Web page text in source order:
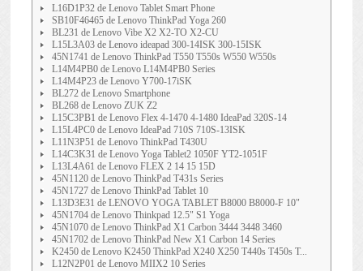
L16D1P32 de Lenovo Tablet Smart Phone
SB10F46465 de Lenovo ThinkPad Yoga 260
BL231 de Lenovo Vibe X2 X2-TO X2-CU
L15L3A03 de Lenovo ideapad 300-14ISK 300-15ISK
45N1741 de Lenovo ThinkPad T550 T550s W550 W550s
L14M4PB0 de Lenovo L14M4PB0 Series
L14M4P23 de Lenovo Y700-17iSK
BL272 de Lenovo Smartphone
BL268 de Lenovo ZUK Z2
L15C3PB1 de Lenovo Flex 4-1470 4-1480 IdeaPad 320S-14
L15L4PC0 de Lenovo IdeaPad 710S 710S-13ISK
L11N3P51 de Lenovo ThinkPad T430U
L14C3K31 de Lenovo Yoga Tablet2 1050F YT2-1051F
L13L4A61 de Lenovo FLEX 2 14 15 15D
45N1120 de Lenovo ThinkPad T431s Series
45N1727 de Lenovo ThinkPad Tablet 10
L13D3E31 de LENOVO YOGA TABLET B8000 B8000-F 10"
45N1704 de Lenovo Thinkpad 12.5" S1 Yoga
45N1070 de Lenovo ThinkPad X1 Carbon 3444 3448 3460
45N1702 de Lenovo ThinkPad New X1 Carbon 14 Series
K2450 de Lenovo K2450 ThinkPad X240 X250 T440s T450s T...
L12N2P01 de Lenovo MIIX2 10 Series